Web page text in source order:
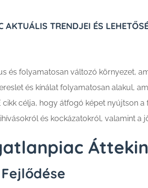
AKTUÁLIS TRENDJEI ÉS
és folyamatosan változó környezet,
és kínálat folyamatosan alakul,
cikk célja, hogy átfogó képet nyújtson
és kockázatokról, valamint a